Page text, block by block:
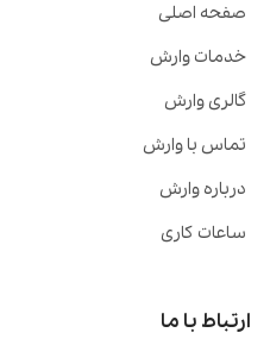
صفحه اصلی
خدمات وارش
گالری وارش
تماس با وارش
درباره وارش
ساعات کاری
ارتباط با ما